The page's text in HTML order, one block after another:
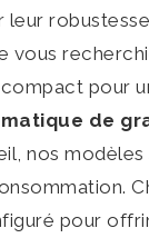
vous
compact pour
de
nos modèles
pour